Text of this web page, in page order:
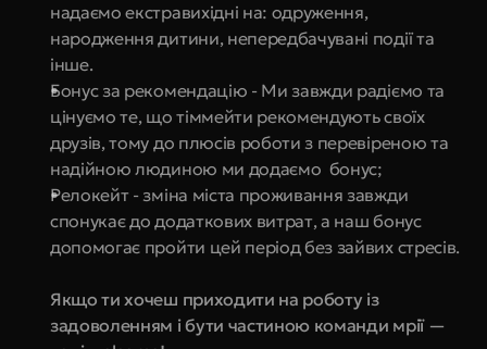
надаємо екстравихідні на: одруження,
народження дитини, непередбачувані події та
інше.
Бонус за рекомендацію - Ми завжди радіємо та
цінуємо те, що тіммейти рекомендують своїх
друзів, тому до плюсів роботи з перевіреною та
надійною людиною ми додаємо  бонус;
Релокейт - зміна міста проживання завжди
спонукає до додаткових витрат, а наш бонус
допомогає пройти цей період без зайвих стресів.
Якщо ти хочеш приходити на роботу із
задоволенням і бути частиною команди мрії —